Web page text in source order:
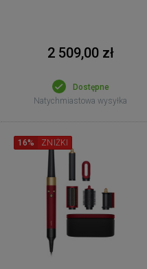
2 509,00 zł
Dostępne
Natychmiastowa wysyłka
16% ZNIŻKI